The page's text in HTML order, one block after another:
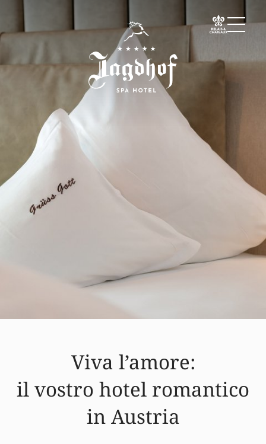
01 Lo Jagdhof
Galleria immagini
Come arrivare
Buoni regalo
Cosa dicono gli ospiti
Per famiglie
Riconoscimenti
Sostenibilità
02 Camere e suite
03 Cuisine
04 Spa e fitness
Viva l’amore:
il vostro hotel romantico
in Austria